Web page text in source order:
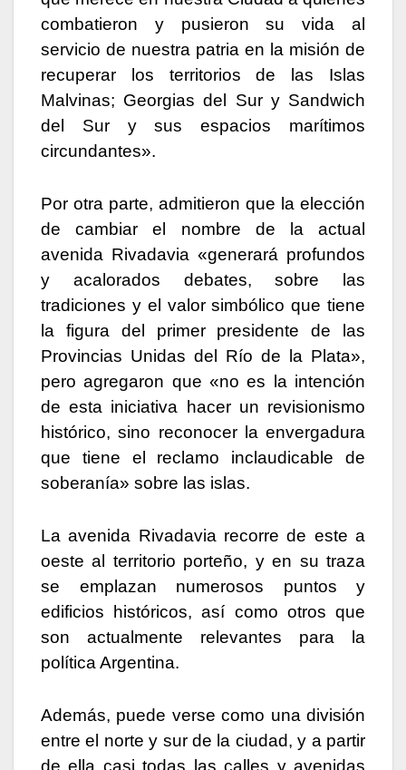
combatieron y pusieron su vida al
servicio de nuestra patria en la misión de
recuperar los territorios de las Islas
Malvinas; Georgias del Sur y Sandwich
del Sur y sus espacios marítimos
circundantes».
Por otra parte, admitieron que la elección
de cambiar el nombre de la actual
avenida Rivadavia «generará profundos
y acalorados debates, sobre las
tradiciones y el valor simbólico que tiene
la figura del primer presidente de las
Provincias Unidas del Río de la Plata»,
pero agregaron que «no es la intención
de esta iniciativa hacer un revisionismo
histórico, sino reconocer la envergadura
que tiene el reclamo inclaudicable de
soberanía» sobre las islas.
La avenida Rivadavia recorre de este a
oeste al territorio porteño, y en su traza
se emplazan numerosos puntos y
edificios históricos, así como otros que
son actualmente relevantes para la
política Argentina.
Además, puede verse como una división
entre el norte y sur de la ciudad, y a partir
de ella casi todas las calles y avenidas